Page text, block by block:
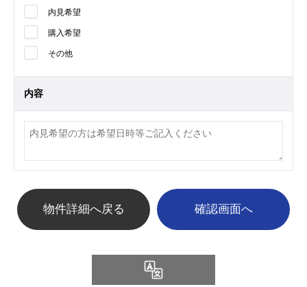
内見希望
購入希望
その他
内容
物件詳細へ戻る